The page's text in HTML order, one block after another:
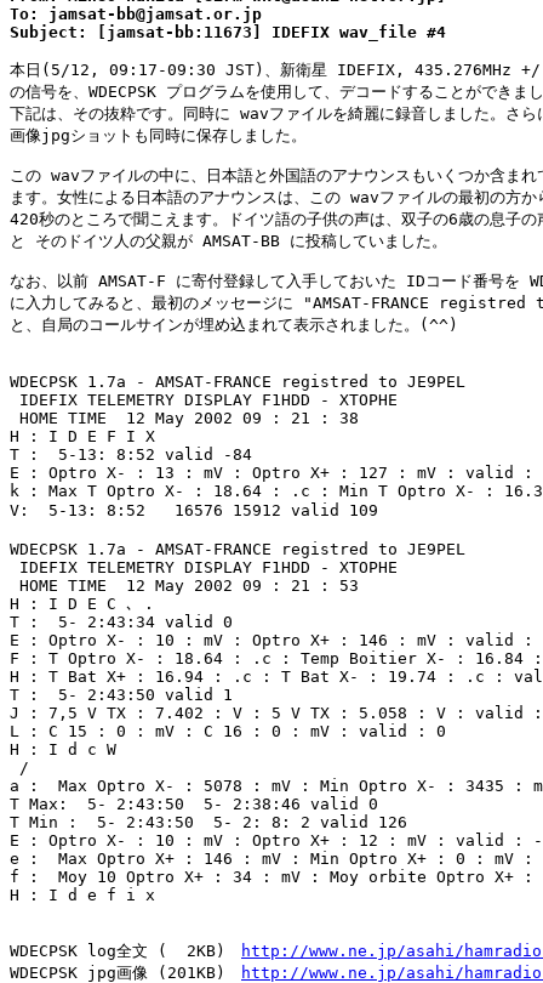
To: jamsat-bb@jamsat.or.jp
本日(5/12, 09:17-09:30 JST)、新衛星 IDEFIX, 435.276MHz
の信号を、WDECPSK プログラムを使用して、デコードすることができま
下記は、その抜粋です。同時に wavファイルを綺麗に録音しました。さら
画像jpgショットも同時に保存しました。
この wavファイルの中に、日本語と外国語のアナウンスもいくつか含まれ
ます。女性による日本語のアナウンスは、この wavファイルの最初の方か
420秒のところで聞こえます。ドイツ語の子供の声は、双子の6歳の息子の
と そのドイツ人の父親が AMSAT-BB に投稿していました。
なお、以前 AMSAT-F に寄付登録して入手しておいた IDコード番号を
に入力してみると、最初のメッセージに "AMSAT-FRANCE
と、自局のコールサインが埋め込まれて表示されました。(^^)
WDECPSK 1.7a - AMSAT-FRANCE registred to JE9PEL
IDEFIX TELEMETRY DISPLAY F1HDD - XTOPHE
HOME TIME  12 May 2002 09 : 21 : 38
H : I D E F I X
T :  5-13: 8:52 valid -84
E : Optro X- : 13 : mV : Optro X+ : 127 : mV : valid
k : Max T Optro X- : 18.64 : .c : Min T Optro X- :
V:  5-13: 8:52   16576 15912 valid 109
WDECPSK 1.7a - AMSAT-FRANCE registred to JE9PEL
IDEFIX TELEMETRY DISPLAY F1HDD - XTOPHE
HOME TIME  12 May 2002 09 : 21 : 53
H : I D E C ､ .
T :  5- 2:43:34 valid 0
E : Optro X- : 10 : mV : Optro X+ : 146 : mV : valid :
F : T Optro X- : 18.64 : .c : Temp Boitier X- :
H : T Bat X+ : 16.94 : .c : T Bat X- : 19.74 : .c :
T :  5- 2:43:50 valid 1
J : 7,5 V TX : 7.402 : V : 5 V TX : 5.058 : V : valid
L : C 15 : 0 : mV : C 16 : 0 : mV : valid : 0
H : I d c W
/
a :  Max Optro X- : 5078 : mV : Min Optro X- : 3435
T Max:  5- 2:43:50  5- 2:38:46 valid 0
T Min :  5- 2:43:50  5- 2: 8: 2 valid 126
E : Optro X- : 10 : mV : Optro X+ : 12 : mV : valid :
e :  Max Optro X+ : 146 : mV : Min Optro X+ : 0 :
f :  Moy 10 Optro X+ : 34 : mV : Moy orbite Optro X+
H : I d e f i x
WDECPSK log全文 (  2KB)
http://www.ne.jp/asahi/
WDECPSK jpg画像 (201KB)
http://www.ne.jp/asahi/